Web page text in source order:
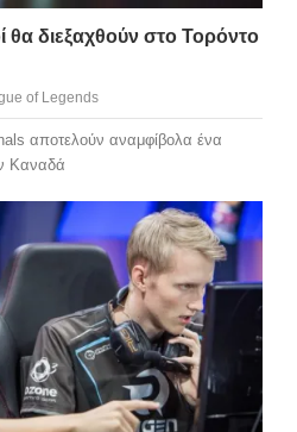
θα διεξαχθούν στο Τορόντο
of Legends
αποτελούν αναμφίβολα ένα
Καναδά